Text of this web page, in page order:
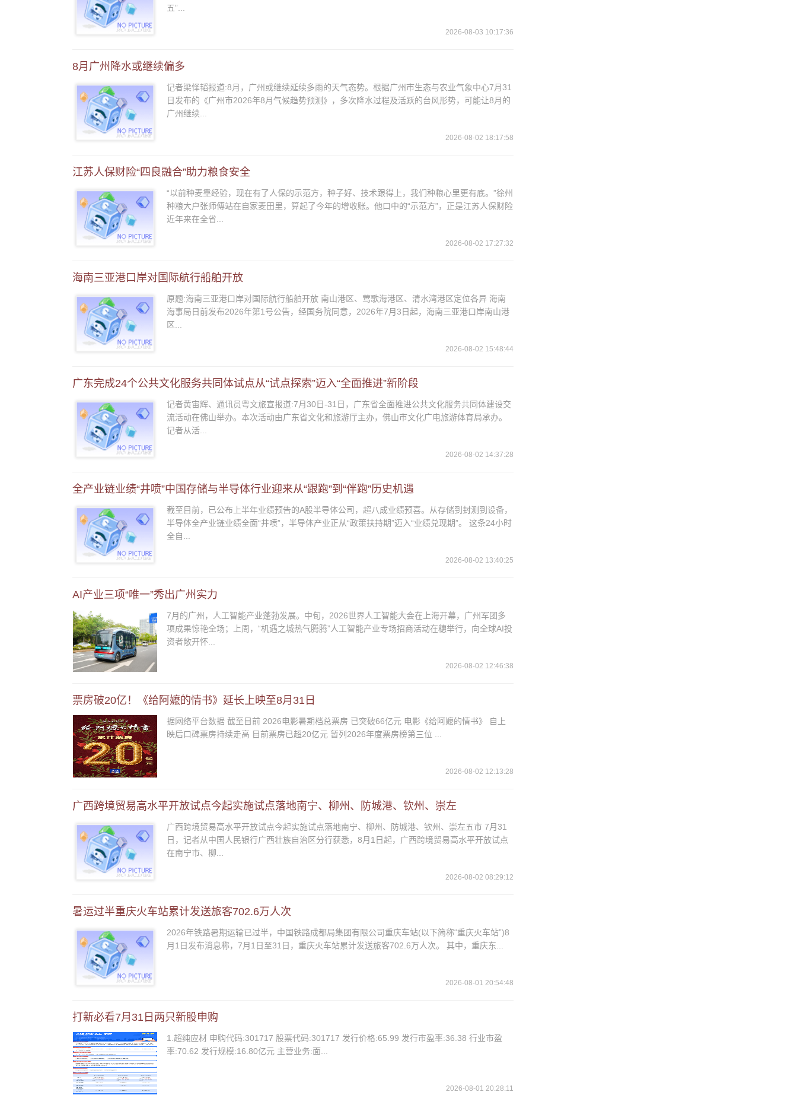
五”...
2026-08-03 10:17:36
8月广州降水或继续偏多
记者梁怿韬报道:8月，广州或继续延续多雨的天气态势。根据广州市生态与农业气象中心7月31
日发布的《广州市2026年8月气候趋势预测》，多次降水过程及活跃的台风形势，可能让8月的
广州继续...
2026-08-02 18:17:58
江苏人保财险“四良融合”助力粮食安全
“以前种麦靠经验，现在有了人保的示范方，种子好、技术跟得上，我们种粮心里更有底。”徐州
种粮大户张师傅站在自家麦田里，算起了今年的增收账。他口中的“示范方”，正是江苏人保财险
近年来在全省...
2026-08-02 17:27:32
海南三亚港口岸对国际航行船舶开放
原题:海南三亚港口岸对国际航行船舶开放 南山港区、莺歌海港区、清水湾港区定位各异 海南
海事局日前发布2026年第1号公告，经国务院同意，2026年7月3日起，海南三亚港口岸南山港
区...
2026-08-02 15:48:44
广东完成24个公共文化服务共同体试点从“试点探索”迈入“全面推进”新阶段
记者黄宙辉、通讯员粤文旅宣报道:7月30日-31日，广东省全面推进公共文化服务共同体建设交
流活动在佛山举办。本次活动由广东省文化和旅游厅主办，佛山市文化广电旅游体育局承办。
记者从活...
2026-08-02 14:37:28
全产业链业绩“井喷”中国存储与半导体行业迎来从“跟跑”到“伴跑”历史机遇
截至目前，已公布上半年业绩预告的A股半导体公司，超八成业绩预喜。从存储到封测到设备，
半导体全产业链业绩全面“井喷”，半导体产业正从“政策扶持期”迈入“业绩兑现期”。 这条24小时
全自...
2026-08-02 13:40:25
AI产业三项“唯一”秀出广州实力
7月的广州，人工智能产业蓬勃发展。中旬，2026世界人工智能大会在上海开幕，广州军团多
项成果惊艳全场；上周，“机遇之城热气腾腾”人工智能产业专场招商活动在穗举行，向全球AI投
资者敞开怀...
2026-08-02 12:46:38
票房破20亿！《给阿嬷的情书》延长上映至8月31日
据网络平台数据 截至目前 2026电影暑期档总票房 已突破66亿元 电影《给阿嬷的情书》 自上
映后口碑票房持续走高 目前票房已超20亿元 暂列2026年度票房榜第三位 ...
2026-08-02 12:13:28
广西跨境贸易高水平开放试点今起实施试点落地南宁、柳州、防城港、钦州、崇左
广西跨境贸易高水平开放试点今起实施试点落地南宁、柳州、防城港、钦州、崇左五市 7月31
日，记者从中国人民银行广西壮族自治区分行获悉，8月1日起，广西跨境贸易高水平开放试点
在南宁市、柳...
2026-08-02 08:29:12
暑运过半重庆火车站累计发送旅客702.6万人次
2026年铁路暑期运输已过半，中国铁路成都局集团有限公司重庆车站(以下简称“重庆火车站”)8
月1日发布消息称，7月1日至31日，重庆火车站累计发送旅客702.6万人次。 其中，重庆东...
2026-08-01 20:54:48
打新必看7月31日两只新股申购
1.超纯应材 申购代码:301717 股票代码:301717 发行价格:65.99 发行市盈率:36.38 行业市盈
率:70.62 发行规模:16.80亿元 主营业务:面...
2026-08-01 20:28:11